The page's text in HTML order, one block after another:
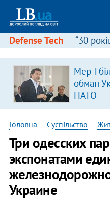
Defense Tech “30
Мер
обман
НАТО
Головна — Суспільство —
Три одесских
экспонатами
Украине